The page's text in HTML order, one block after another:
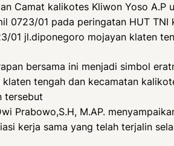
Camat kalikotes Kliwon Yoso A.P
0723/01 pada peringatan HUT TNI
01 jl.diponegoro mojayan klaten
bersama ini menjadi simbol
tengah dan kecamatan
tersebut
Prabowo,S.H, M.AP.
kerja sama yang telah terjalin